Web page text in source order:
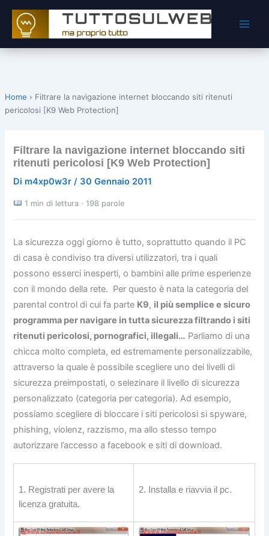
contenuto
Home › Filtrare la navigazione internet bloccando siti ritenuti
pericolosi [K9 Web Protection]
Filtrare la navigazione internet bloccando siti
ritenuti pericolosi [K9 Web Protection]
Di m4xp0w3r/ 30 Gennaio 2011
1 min di lettura · 198 parole
La sicurezza oggi giorno è tutto, soprattutto quando il PC
di casa è condiviso tra diversi utilizzatori, tra i quali
possono esserci inesperti, o bambini alle prime esperienze
con il mondo della rete. Per questo è nata la categoria del
parental control di cui fa parte K9, il più semplice e sicuro
programma per navigare in tutta sicurezza filtrando i siti
ritenuti pericolosi, pornografici, illegali… Parliamo di una
chicca molto completa, ed estremamente personalizzabile,
attraverso la quale è possibile scegliere uno dei livelli di
sicurezza preimpostati, o selezinare il livello di sicurezza
personalizzato (categoria per categoria). Ad esempio,
possiamo scegliere di bloccare i siti pericolosi si spyware,
phishing, violenz, razzismo, ma allo stesso tempo
autorizzare l’accesso a facebook e siti di download.
1. Registrati per avere la
licenza gratuita.
2. Installa e riavvia il pc.